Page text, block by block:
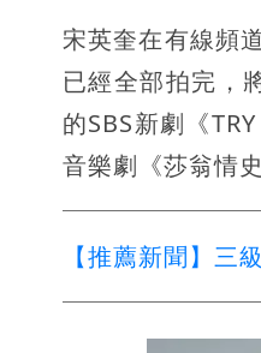
宋英奎在有線頻
已經全部拍完，
的SBS新劇《
音樂劇《莎翁情
【推薦新聞】三